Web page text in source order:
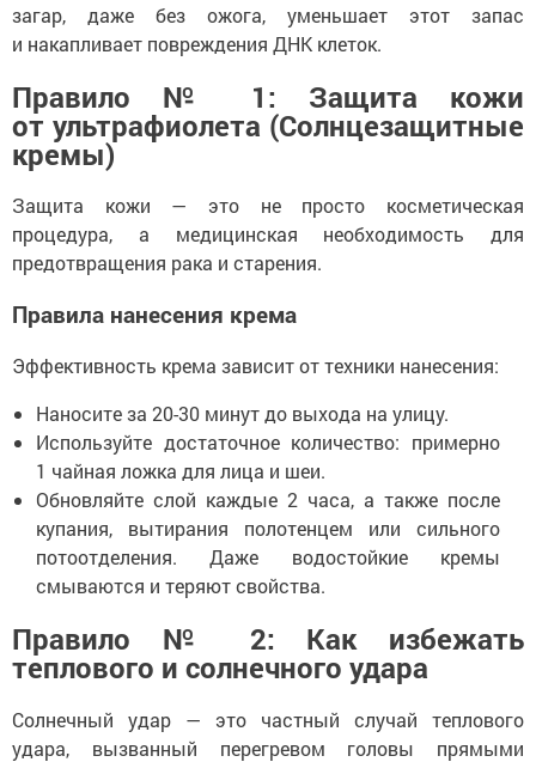
загар, даже без ожога, уменьшает этот запас
и накапливает повреждения ДНК клеток.
Правило № 1: Защита кожи
от ультрафиолета (Солнцезащитные
кремы)
Защита кожи — это не просто косметическая
процедура, а медицинская необходимость для
предотвращения рака и старения.
Правила нанесения крема
Эффективность крема зависит от техники нанесения:
Наносите за 20-30 минут до выхода на улицу.
Используйте достаточное количество: примерно
1 чайная ложка для лица и шеи.
Обновляйте слой каждые 2 часа, а также после
купания, вытирания полотенцем или сильного
потоотделения. Даже водостойкие кремы
смываются и теряют свойства.
Правило № 2: Как избежать
теплового и солнечного удара
Солнечный удар — это частный случай теплового
удара, вызванный перегревом головы прямыми